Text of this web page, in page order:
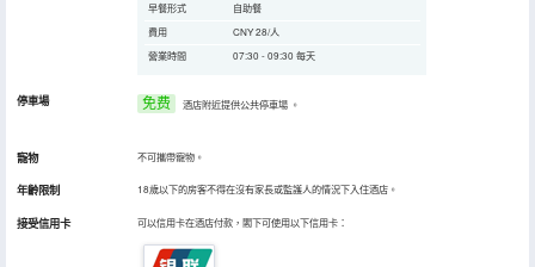
早餐形式
自助餐
費用
CNY 28/人
營業時間
07:30 - 09:30 每天
停車場 免费 酒店附近提供公共停車場 。
寵物 不可攜帶寵物。
年齡限制 18歲以下的房客不得在沒有家長或監護人的情況下入住酒店。
接受信用卡 可以信用卡在酒店付款，閣下可使用以下信用卡：